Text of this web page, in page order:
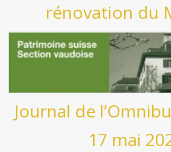
rénovation du
Journal de
17 mai